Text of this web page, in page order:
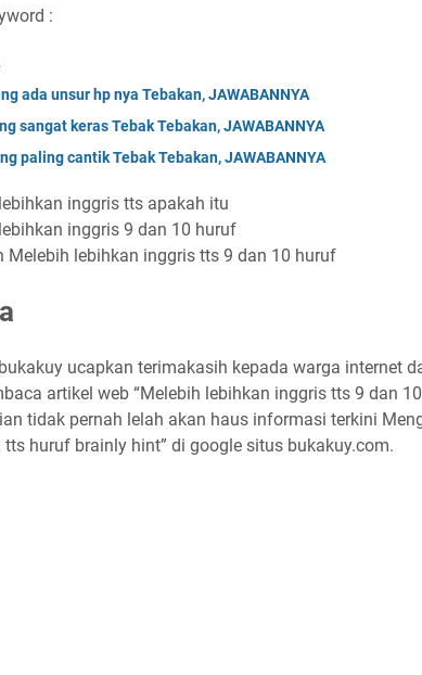
:
ada unsur hp nya Tebakan, JAWABANNYA
sangat keras Tebak Tebakan, JAWABANNYA
paling cantik Tebak Tebakan, JAWABANNYA
inggris tts apakah itu
inggris 9 dan 10 huruf
Melebih lebihkan inggris tts 9 dan 10 huruf
ucapkan terimakasih kepada warga internet
artikel web “Melebih lebihkan inggris tts 9 dan
tidak pernah lelah akan haus informasi terkini
tts huruf brainly hint” di google situs bukakuy.com.